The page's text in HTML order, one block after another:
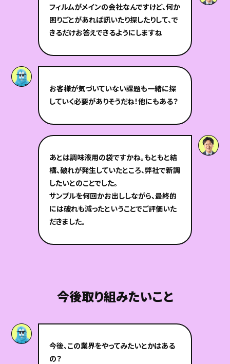
フィルムがメインの会社なんですけど、何か
困りごとがあれば訊いたり探したりして、で
きるだけお答えできるようにしますね
お客様が気づいていない課題も一緒に探
していく必要がありそうだね！他にもある？
あとは調味液用の袋ですかね。もともと結
構、破れが発生していたところ、弊社で新調
したいとのことでした。
サンプルを何回かお出ししながら、最終的
には破れも減ったということでご評価いた
だきました。
今後取り組みたいこと
今後、この業界をやってみたいとかはある
の？